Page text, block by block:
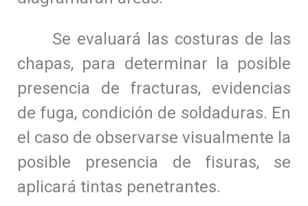
evaluará las costuras de las
chapas, para determinar la posible
presencia de fracturas, evidencias
de fuga, condición de soldaduras. En
el caso de observarse visualmente la
posible presencia de fisuras, se
aplicará tintas penetrantes.